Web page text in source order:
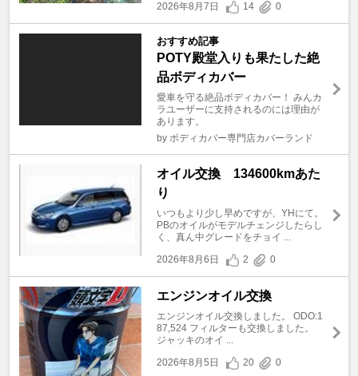
2026年8月7日
14 0
おすすめ記事
POTY殿堂入りも果たした絶
品ボディカバー
愛車を守る絶品ボディカバー！ みんカ
ラユーザーに支持されるのには理由が
あります。
by ボディカバー専門店カバーランド
オイル交換 134600kmあた
り
いつもより少し早めですが、YHにて。
PBのオイルがモデルチェンジしたらし
く、真ん中グレードをチョイ ...
2026年8月6日
2 0
エンジンオイル交換
エンジンオイル交換しました。 ODO:1
87,524 フィルターも交換しました。
ジャッキのオイ ...
2026年8月5日
20 0